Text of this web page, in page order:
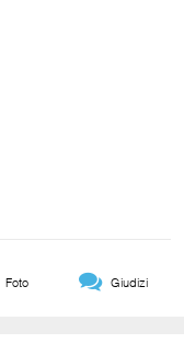
Foto Giudizi